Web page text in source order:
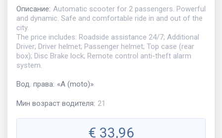
Описание: Automatic scooter for 2 passengers. Powerful
and dynamic. Safe and comfortable ride in and out of the
city.
The price includes: Roadside assistance 24/7; Additional
Driver; Driver helmet; Passenger helmet; Top case (rear
box); Disc Brake lock; Remote control anti-theft alarm
system.
Вод. права: «A (moto)»
Мин возраст водителя: 21
€ 33,96